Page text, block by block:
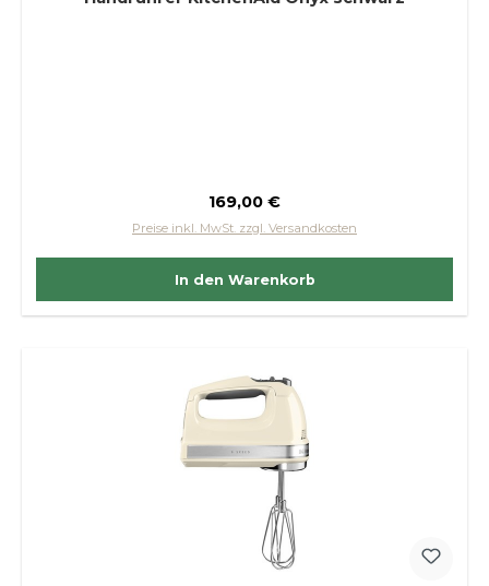
Regulärer Preis:
169,00 €
Preise inkl. MwSt. zzgl. Versandkosten
In den Warenkorb